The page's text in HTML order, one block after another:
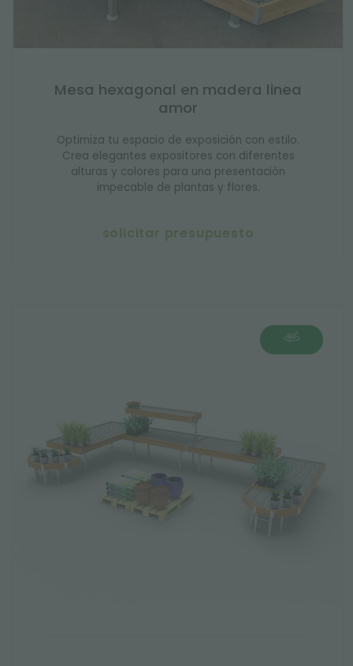
Mesa hexagonal en madera linea
amor
Optimiza tu espacio de exposición con estilo.
Crea elegantes expositores con diferentes
alturas y colores para una presentación
impecable de plantas y flores.
solicitar presupuesto